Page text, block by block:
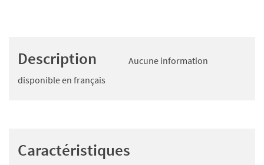
Description
Aucune information
disponible en français
Caractéristiques